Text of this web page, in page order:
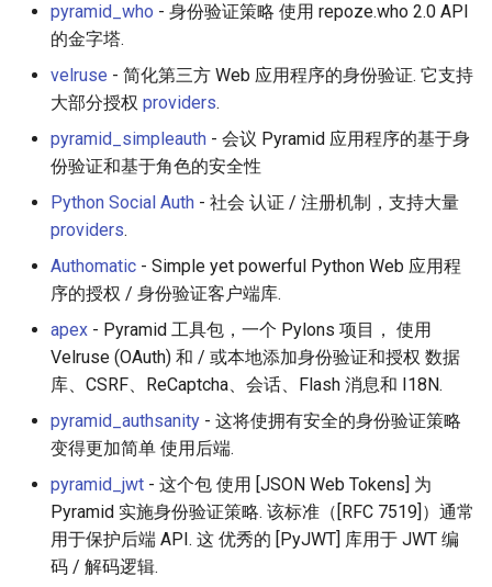
Delphi
Assembler
AutoHotkey
Crystal
Frege
CMake
Idris
Motion UI Design
Vue.js
Marionette.js
Charting
Ionic Framework 2
Chrome DevTools
Draft.js
Service Workers
Progressive Web Apps
Videos
Who uses it?
Contributing
Unicode 内容
新手友好项目
Katas
Citizen Science
MQTT
女性开发者专属
Vorpal
Vulkan
pyramid_who - 身份验证策略 使用 repoze.who 2.0 API
的金字塔.
velruse - 简化第三方 Web 应用程序的身份验证. 它支持
大部分授权 providers.
pyramid_simpleauth - 会议 Pyramid 应用程序的基于身
份验证和基于角色的安全性
Python Social Auth - 社会 认证 / 注册机制，支持大量
providers.
Authomatic - Simple yet powerful Python Web 应用程
序的授权 / 身份验证客户端库.
apex - Pyramid 工具包，一个 Pylons 项目， 使用
Velruse (OAuth) 和 / 或本地添加身份验证和授权 数据
库、CSRF、ReCaptcha、会话、Flash 消息和 I18N.
pyramid_authsanity - 这将使拥有安全的身份验证策略
变得更加简单 使用后端.
pyramid_jwt - 这个包 使用 [JSON Web Tokens] 为
Pyramid 实施身份验证策略. 该标准（[RFC 7519]）通常
用于保护后端 API. 这 优秀的 [PyJWT] 库用于 JWT 编
码 / 解码逻辑.